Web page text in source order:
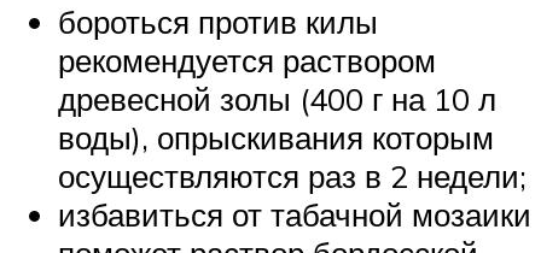
бороться против килы
рекомендуется раствором
древесной золы (400 г на 10 л
воды), опрыскивания которым
осуществляются раз в 2 недели;
избавиться от табачной мозаики